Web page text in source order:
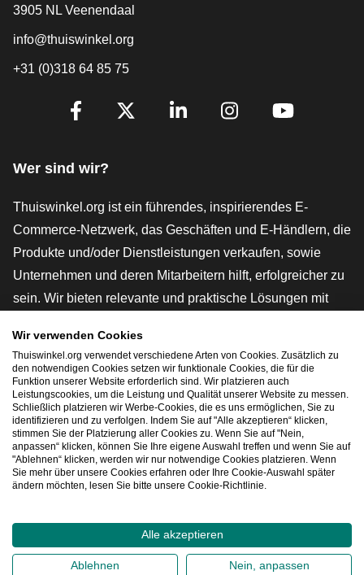
3905 NL Veenendaal
info@thuiswinkel.org
+31 (0)318 64 85 75
[_General:SocialMediaTitle]
Wer sind wir?
Thuiswinkel.org ist ein führendes, inspirierendes E-
Commerce-Netzwerk, das Geschäften und E-Händlern, die
Produkte und/oder Dienstleistungen verkaufen, sowie
Unternehmen und deren Mitarbeitern hilft, erfolgreicher zu
sein. Wir bieten relevante und praktische Lösungen mit
rechtlichen Instrumenten und Beratung,
Interessenvertretung, Marktforschung und verfügen über
eine eigene Bildungsplattform, die Thuiswinkel e-
Academy.
Schnelles Navigieren
2026©Thuiswinkel.org
Wir verwenden Cookies
Thuiswinkel.org verwendet verschiedene Arten von Cookies. Zusätzlich zu
den notwendigen Cookies setzen wir funktionale Cookies, die für die
Funktion unserer Website erforderlich sind. Wir platzieren auch
Leistungscookies, um die Leistung und Qualität unserer Website zu messen.
Schließlich platzieren wir Werbe-Cookies, die es uns ermöglichen, Sie zu
identifizieren und zu verfolgen. Indem Sie auf "Alle akzeptieren“ klicken,
stimmen Sie der Platzierung aller Cookies zu. Wenn Sie auf "Nein,
anpassen“ klicken, können Sie Ihre eigene Auswahl treffen und wenn Sie auf
"Ablehnen“ klicken, werden wir nur notwendige Cookies platzieren. Wenn
Sie mehr über unsere Cookies erfahren oder Ihre Cookie-Auswahl später
ändern möchten, lesen Sie bitte unsere Cookie-Richtlinie.
Alle akzeptieren
Ablehnen Nein, anpassen